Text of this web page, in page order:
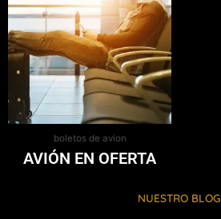
boletos de avion
AVIÓN EN OFERTA
NUESTRO BLOG